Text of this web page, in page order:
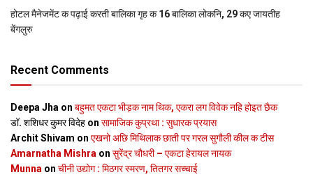
होटल मैनेजमेंट क पढ़ाई करती बालिका गृह क 16 बालिका लोकनि, 29 कए जायतीह
बेंगलुरु
Recent Comments
Deepa Jha on बहुमत एकटा भीड़क नाम थिक, एकरा लग विवेक नहि होइत छैक
डॉ. शशिधर कुमर विदेह on सामाजिक कुप्रथा : सुधारक प्रयास
Archit Shivam on एखनो अछि मिथिलाक छाती पर गरल सुगौली कील क टीस
Amarnatha Mishra on सुरेंद्र चौधरी – एकटा हेरायल नायक
Munna on चीनी उद्योग : मिठगर स्‍मरण, तितगर सच्‍चाई